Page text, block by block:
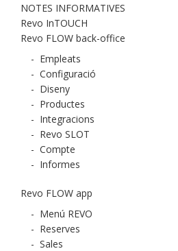
NOTES INFORMATIVES
Revo InTOUCH
Revo FLOW back-office
- Empleats
- Configuració
- Diseny
- Productes
- Integracions
- Revo SLOT
- Compte
- Informes
Revo FLOW app
- Menú REVO
- Reserves
- Sales